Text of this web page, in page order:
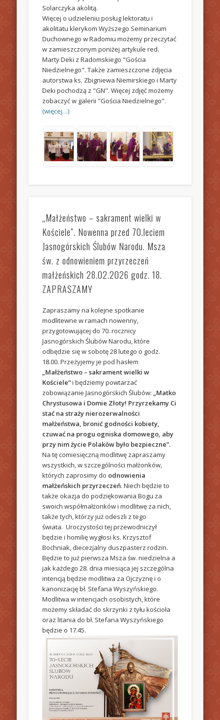
Solarczyka akolitą.
Więcej o udzieleniu posług lektoratu i
akolitatu klerykom Wyższego Seminarium
Duchownego w Radomiu możemy przeczytać
w zamieszczonym poniżej artykule red.
Marty Deki z Radomskiego "Gościa
Niedzielnego". Także zamieszczone zdjęcia
autorstwa ks. Zbigniewa Niemirskiego i Marty
Deki pochodzą z "GN". Więcej zdjęć możemy
zobaczyć w galerii "Gościa Niedzielnego".
(więcej…)
„Małżeństwo – sakrament wielki w
Kościele”. Nowenna przed 70.leciem
Jasnogórskich Ślubów Narodu. Msza
św. z odnowieniem przyrzeczeń
małżeńskich 28.02.2026 godz. 18.
ZAPRASZAMY
Zapraszamy na kolejne spotkanie
modlitewne w ramach nowenny,
przygotowującej do 70. rocznicy
Jasnogórskich Ślubów Narodu, które
odbędzie się w sobotę 28 lutego o godz.
18.00. Przeżyjemy je pod hasłem
„Małżeństwo – sakrament wielki w
Kościele”i będziemy powtarzać
zobowiązanie Jasnogórskich Ślubów: „Matko
Chrystusowa i Domie Złoty! Przyrzekamy Ci
stać na straży nierozerwalności
małżeństwa, bronić godności kobiety,
czuwać na progu ogniska domowego, aby
przy nim życie Polaków było bezpieczne”.
Na tę comiesięczną modlitwę zapraszamy
wszystkich, w szczególności małżonków,
których zaprosimy do odnowienia
małżeńskich przyrzeczeń. Niech będzie to
także okazja do podziękowania Bogu za
swoich współmałżonków i modlitwę za nich,
także tych, którzy już odeszli z tego
świata. Uroczystości tej przewodniczył
będzie i homilię wygłosi ks. Krzysztof
Bochniak, diecezjalny duszpasterz rodzin.
Będzie to już pierwsza Msza św. niedzielna a
jak każdego 28. dnia miesiąca jej szczególna
intencją będzie modlitwa za Ojczyznę i o
kanonizację bł. Stefana Wyszyńskiego.
Modlitwa w intencjach osobistych, które
możemy składać do skrzynki z tyłu kościoła
oraz litania do bł. Stefana Wyszyńskiego
będzie o 17.45.